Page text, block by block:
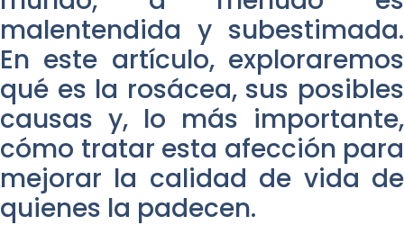
malentendida y subestimada.
En este artículo, exploraremos
qué es la rosácea, sus posibles
causas y, lo más importante,
cómo tratar esta afección para
mejorar la calidad de vida de
quienes la padecen.